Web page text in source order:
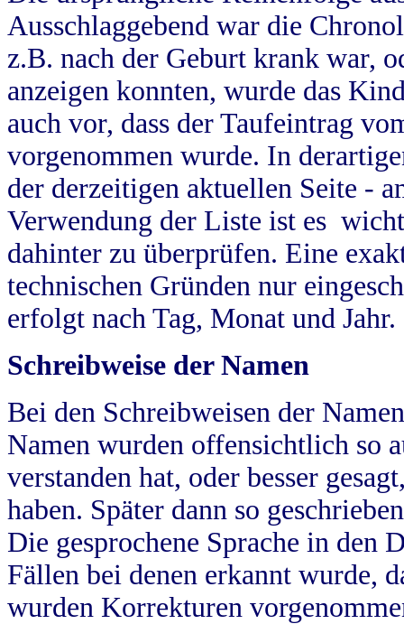
Ausschlaggebend war die
z.B. nach der Geburt krank war,
anzeigen konnten, wurde das
auch vor, dass der Taufeintrag
vorgenommen wurde. In
der derzeitigen aktuellen Seite -
Verwendung der Liste ist es
dahinter zu überprüfen. Eine
technischen Gründen nur
erfolgt nach Tag, Monat und Jahr.
Schreibweise der Namen
Bei den Schreibweisen der
Namen wurden offensichtlich so
verstanden hat, oder besser
haben. Später dann so
Die gesprochene Sprache in
Fällen bei denen erkannt wurde,
wurden Korrekturen